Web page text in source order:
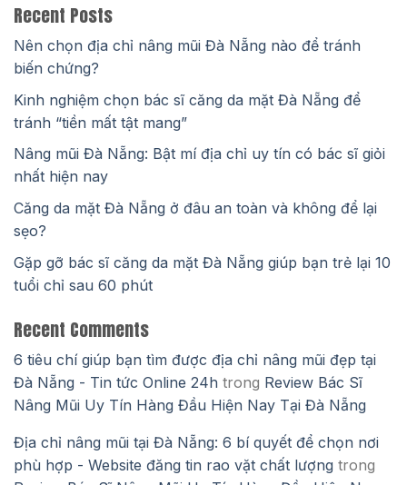
Recent Posts
Nên chọn địa chỉ nâng mũi Đà Nẵng nào để tránh
biến chứng?
Kinh nghiệm chọn bác sĩ căng da mặt Đà Nẵng để
tránh “tiền mất tật mang”
Nâng mũi Đà Nẵng: Bật mí địa chỉ uy tín có bác sĩ giỏi
nhất hiện nay
Căng da mặt Đà Nẵng ở đâu an toàn và không để lại
sẹo?
Gặp gỡ bác sĩ căng da mặt Đà Nẵng giúp bạn trẻ lại 10
tuổi chỉ sau 60 phút
Recent Comments
6 tiêu chí giúp bạn tìm được địa chỉ nâng mũi đẹp tại
Đà Nẵng - Tin tức Online 24h trong Review Bác Sĩ
Nâng Mũi Uy Tín Hàng Đầu Hiện Nay Tại Đà Nẵng
Địa chỉ nâng mũi tại Đà Nẵng: 6 bí quyết để chọn nơi
phù hợp - Website đăng tin rao vặt chất lượng trong